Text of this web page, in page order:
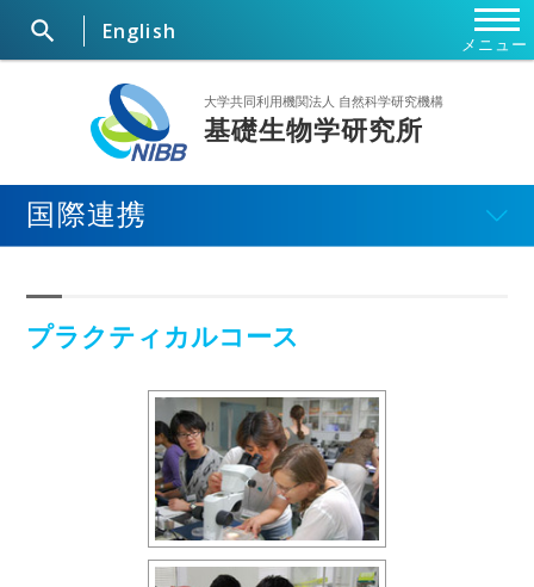
メニュー
研究所概要
ニュース
研究部門・施設
共同利用研究
English

大学共同利用機関法人 自然科学研究機構
基礎生物学研究所
国際連携
プラクティカルコース